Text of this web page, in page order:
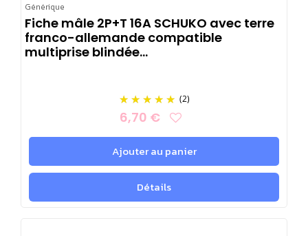
Générique
Fiche mâle 2P+T 16A SCHUKO avec terre
franco-allemande compatible
multiprise blindée...
(2)
6,70 €
Ajouter au panier
Détails